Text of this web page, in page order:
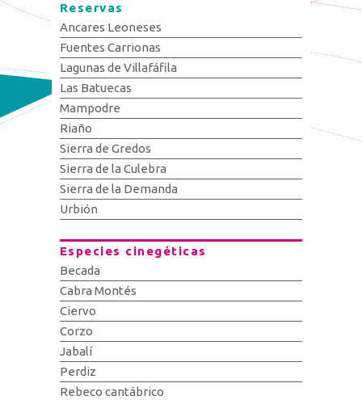
Reservas
Ancares Leoneses
Fuentes Carrionas
Lagunas de Villafáfila
Las Batuecas
Mampodre
Riaño
Sierra de Gredos
Sierra de la Culebra
Sierra de la Demanda
Urbión
Especies cinegéticas
Becada
Cabra Montés
Ciervo
Corzo
Jabalí
Perdiz
Rebeco cantábrico